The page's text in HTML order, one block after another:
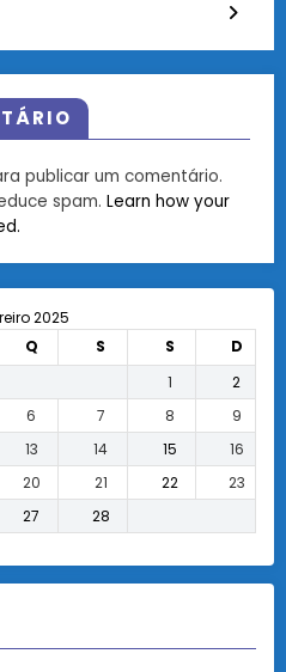
publicar um comentário.
spam. Learn how your
2025
Q S S
D
1
2
6 7 8
9
13 14 15
16
20 21 22
23
27
28